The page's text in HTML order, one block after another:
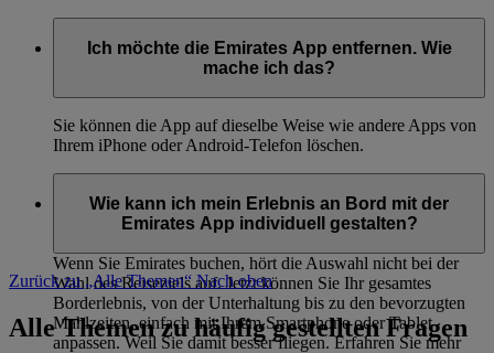
Ich möchte die Emirates App entfernen. Wie
mache ich das?
Sie können die App auf dieselbe Weise wie andere Apps von
Ihrem iPhone oder Android-Telefon löschen.
Wie kann ich mein Erlebnis an Bord mit der
Emirates App individuell gestalten?
Wenn Sie Emirates buchen, hört die Auswahl nicht bei der
Wahl des Reiseziels auf. Jetzt können Sie Ihr gesamtes
Borderlebnis, von der Unterhaltung bis zu den bevorzugten
Mahlzeiten, einfach mit Ihrem Smartphone oder Tablet
anpassen. Weil Sie damit besser fliegen. Erfahren Sie mehr
Zurück zu „Alle Themen“ Nach oben
Alle Themen zu häufig gestellten Fragen